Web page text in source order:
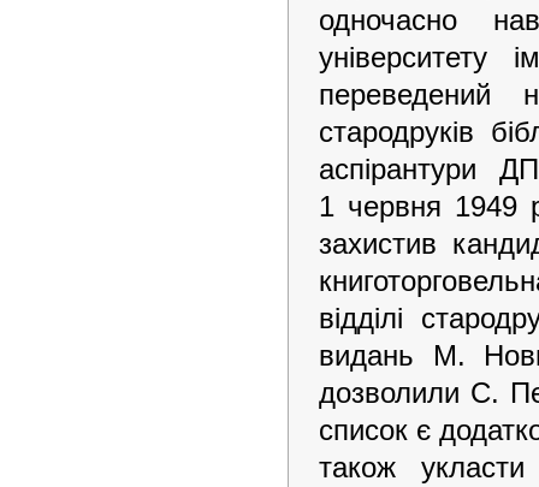
одночасно
переведений
стародруків
аспірантури
1 червня 1949
захистив
відділі
видань М.
дозволили С.
список є
також